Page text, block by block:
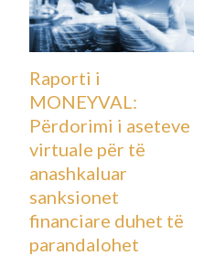
Raporti i
MONEYVAL:
Përdorimi i aseteve
virtuale për të
anashkaluar
sanksionet
financiare duhet të
parandalohet